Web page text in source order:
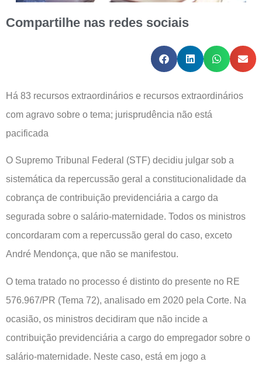
Compartilhe nas redes sociais
Há 83 recursos extraordinários e recursos extraordinários
com agravo sobre o tema; jurisprudência não está
pacificada
O Supremo Tribunal Federal (STF) decidiu julgar sob a
sistemática da repercussão geral a constitucionalidade da
cobrança de contribuição previdenciária a cargo da
segurada sobre o salário-maternidade. Todos os ministros
concordaram com a repercussão geral do caso, exceto
André Mendonça, que não se manifestou.
O tema tratado no processo é distinto do presente no RE
576.967/PR (Tema 72), analisado em 2020 pela Corte. Na
ocasião, os ministros decidiram que não incide a
contribuição previdenciária a cargo do empregador sobre o
salário-maternidade. Neste caso, está em jogo a